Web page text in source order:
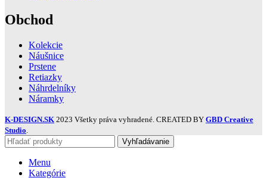
Obchod
Kolekcie
Náušnice
Prstene
Retiazky
Náhrdelníky
Náramky
K-DESIGN.SK 2023 Všetky práva vyhradené. CREATED BY GBD Creative
Studio
Vyhľadávanie
Menu
Kategórie